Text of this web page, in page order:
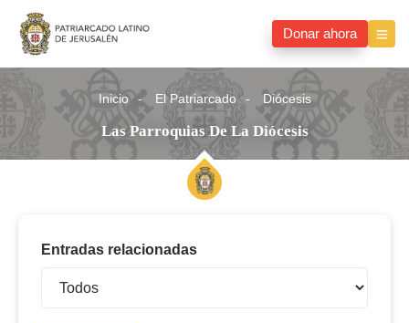
Donar ahora
Inicio El Patriarcado Diócesis
Las Parroquias De La Diócesis
Entradas relacionadas